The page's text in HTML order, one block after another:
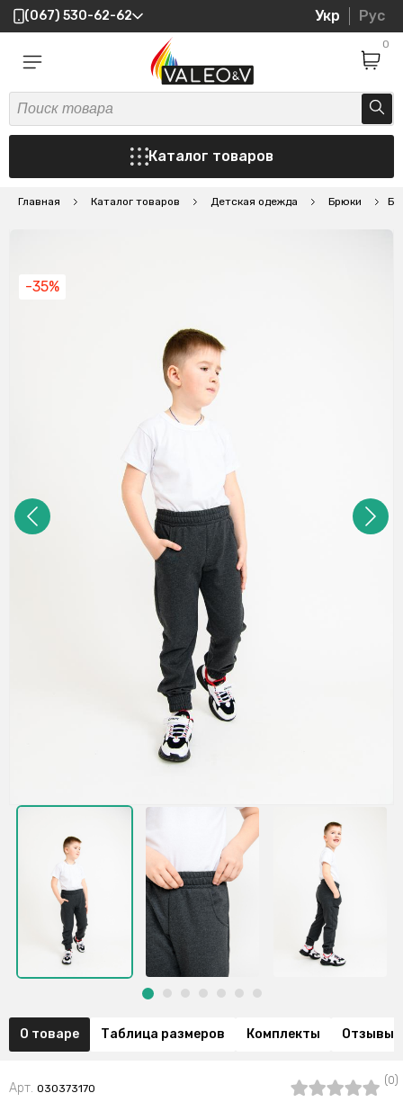
(067) 530-62-62 Укр Рус
0
Каталог товаров
Главная Каталог товаров Детская одежда Брюки
-35%
О товаре Таблица размеров Комплекты Отзывы
Арт. 030373170
(0)